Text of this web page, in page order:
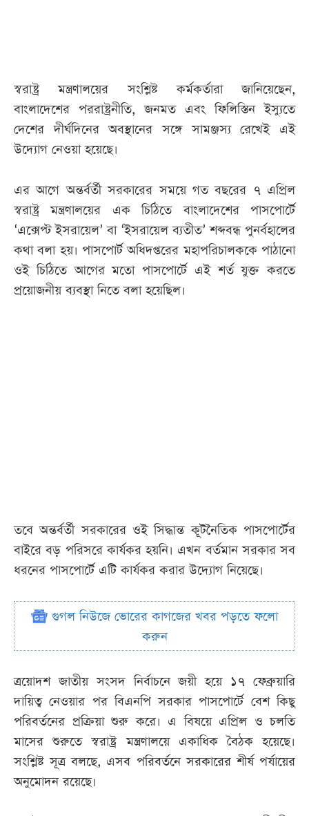
স্বরাষ্ট্র মন্ত্রণালয়ের সংশ্লিষ্ট কর্মকর্তারা জানিয়েছেন,
বাংলাদেশের পররাষ্ট্রনীতি, জনমত এবং ফিলিস্তিন ইস্যুতে
দেশের দীর্ঘদিনের অবস্থানের সঙ্গে সামঞ্জস্য রেখেই এই
উদ্যোগ নেওয়া হয়েছে।
এর আগে অন্তর্বর্তী সরকারের সময়ে গত বছরের ৭ এপ্রিল
স্বরাষ্ট্র মন্ত্রণালয়ের এক চিঠিতে বাংলাদেশের পাসপোর্টে
‘এক্সেপ্ট ইসরায়েল’ বা ‘ইসরায়েল ব্যতীত’ শব্দবন্ধ পুনর্বহালের
কথা বলা হয়। পাসপোর্ট অধিদপ্তরের মহাপরিচালককে পাঠানো
ওই চিঠিতে আগের মতো পাসপোর্টে এই শর্ত যুক্ত করতে
প্রয়োজনীয় ব্যবস্থা নিতে বলা হয়েছিল।
তবে অন্তর্বর্তী সরকারের ওই সিদ্ধান্ত কূটনৈতিক পাসপোর্টের
বাইরে বড় পরিসরে কার্যকর হয়নি। এখন বর্তমান সরকার সব
ধরনের পাসপোর্টে এটি কার্যকর করার উদ্যোগ নিয়েছে।
গুগল নিউজে ভোরের কাগজের খবর পড়তে ফলো
করুন
ত্রয়োদশ জাতীয় সংসদ নির্বাচনে জয়ী হয়ে ১৭ ফেব্রুয়ারি
দায়িত্ব নেওয়ার পর বিএনপি সরকার পাসপোর্টে বেশ কিছু
পরিবর্তনের প্রক্রিয়া শুরু করে। এ বিষয়ে এপ্রিল ও চলতি
মাসের শুরুতে স্বরাষ্ট্র মন্ত্রণালয়ে একাধিক বৈঠক হয়েছে।
সংশ্লিষ্ট সূত্র বলছে, এসব পরিবর্তনে সরকারের শীর্ষ পর্যায়ের
অনুমোদন রয়েছে।